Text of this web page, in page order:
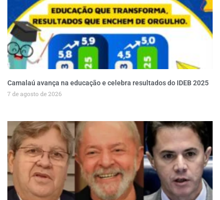
Camalaú avança na educação e celebra resultados do IDEB 2025
7 de agosto de 2026